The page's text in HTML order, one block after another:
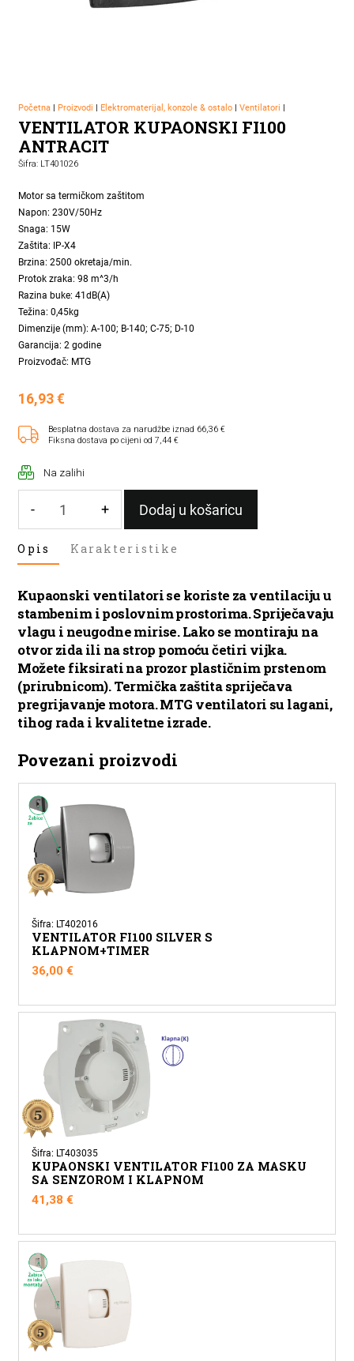
Početna| Proizvodi | Elektromaterijal, konzole & ostalo| Ventilatori |
VENTILATOR KUPAONSKI FI100
ANTRACIT
Šifra: LT401026
Motor sa termičkom zaštitom
Napon: 230V/50Hz
Snaga: 15W
Zaštita: IP-X4
Brzina: 2500 okretaja/min.
Protok zraka: 98 m^3/h
Razina buke: 41dB(A)
Težina: 0,45kg
Dimenzije (mm): A-100; B-140; C-75; D-10
Garancija: 2 godine
Proizvođač: MTG
16,93€
Besplatna dostava za narudžbe iznad 66,36 €
Fiksna dostava po cijeni od 7,44 €
Na zalihi
-
KUPAONSKI
količina
+ Dodaj u košaricu
Opis Karakteristike
Kupaonski ventilatori se koriste za ventilaciju u
stambenim i poslovnim prostorima. Spriječavaju
vlagu i neugodne mirise. Lako se montiraju na
otvor zida ili na strop pomoću četiri vijka.
Možete fiksirati na prozor plastičnim prstenom
(prirubnicom). Termička zaštita spriječava
pregrijavanje motora. MTG ventilatori su lagani,
tihog rada i kvalitetne izrade.
Povezani proizvodi
Šifra: LT402016
VENTILATOR FI100 SILVER S
KLAPNOM+TIMER
36,00€
Šifra: LT403035
KUPAONSKI VENTILATOR FI100 ZA MASKU
SA SENZOROM I KLAPNOM
41,38€